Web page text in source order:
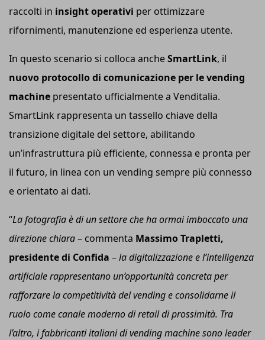
raccolti in insight operativi per ottimizzare
rifornimenti, manutenzione ed esperienza utente.
In questo scenario si colloca ancheSmartLink, il
nuovo protocollo di comunicazione per le vending
machine presentato ufficialmente a Venditalia.
SmartLink rappresenta un tassello chiave della
transizione digitale del settore, abilitando
un’infrastruttura più efficiente, connessa e pronta per
il futuro, in linea con un vending sempre più connesso
e orientato ai dati.
“La fotografia è di un settore che ha ormai imboccato una
direzione chiara– commenta Massimo Trapletti,
presidente di Confida –la digitalizzazione e l’intelligenza
artificiale rappresentano un’opportunità concreta per
rafforzare la competitività del vending e consolidarne il
ruolo come canale moderno di retail di prossimità. Tra
l’altro, i fabbricanti italiani di vending machine sono leader